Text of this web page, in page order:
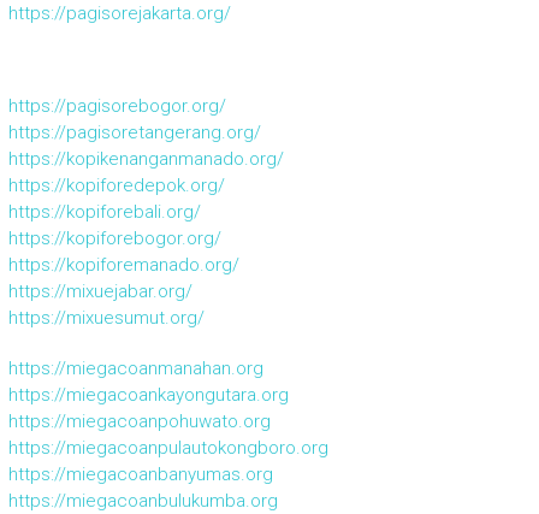
https://pagisorejakarta.org/
https://pagisorebogor.org/
https://pagisoretangerang.org/
https://kopikenanganmanado.org/
https://kopiforedepok.org/
https://kopiforebali.org/
https://kopiforebogor.org/
https://kopiforemanado.org/
https://mixuejabar.org/
https://mixuesumut.org/
https://miegacoanmanahan.org
https://miegacoankayongutara.org
https://miegacoanpohuwato.org
https://miegacoanpulautokongboro.org
https://miegacoanbanyumas.org
https://miegacoanbulukumba.org